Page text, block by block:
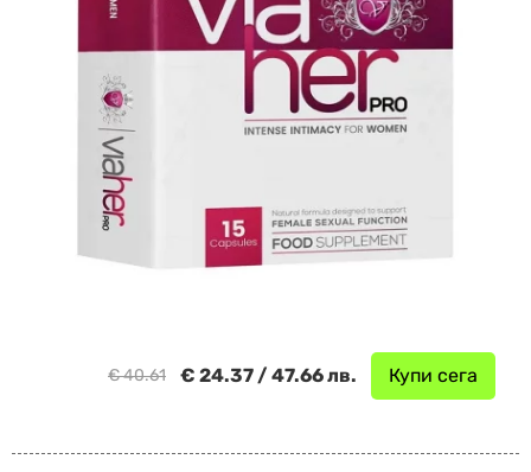
Купи сега
€ 24.37 / 47.66 лв.
€ 40.61